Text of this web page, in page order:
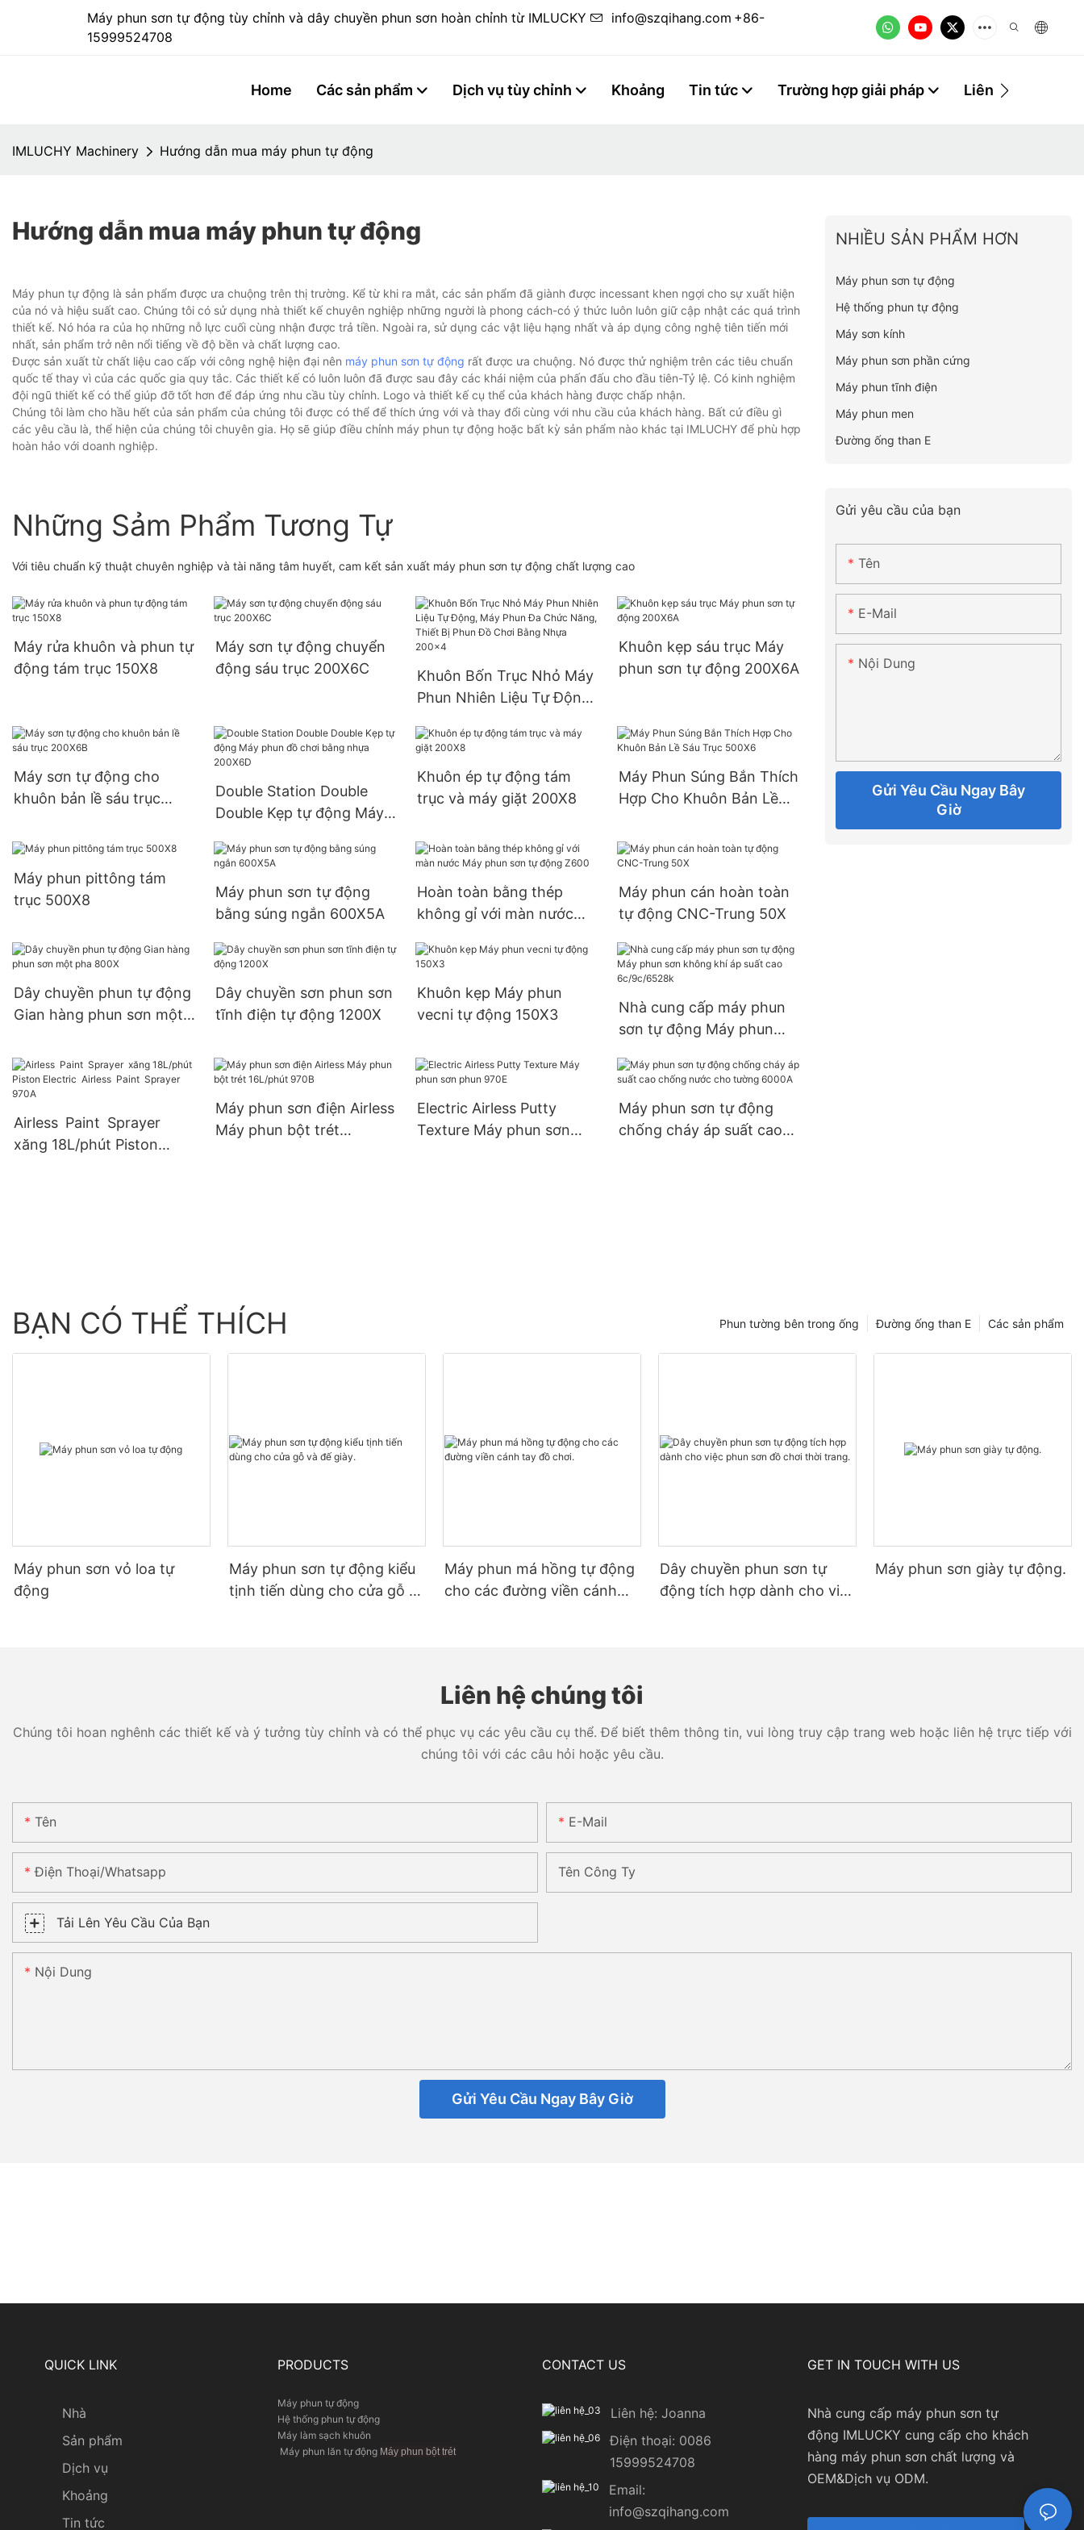
Máy phun sơn tự động tùy chỉnh và dây chuyền phun sơn hoàn chỉnh từ IMLUCKY info@szqihang.com +86-
15999524708
Home Các sản phẩm Dịch vụ tùy chỉnh Khoảng Tin tức Trường hợp giải pháp Liên hệ
IMLUCHY Machinery Hướng dẫn mua máy phun tự động
Hướng dẫn mua máy phun tự động
Máy phun tự động là sản phẩm được ưa chuộng trên thị trường. Kể từ khi ra mắt, các sản phẩm đã giành được incessant khen ngợi cho sự xuất hiện
của nó và hiệu suất cao. Chúng tôi có sử dụng nhà thiết kế chuyên nghiệp những người là phong cách-có ý thức luôn luôn giữ cập nhật các quá trình
thiết kế. Nó hóa ra của họ những nỗ lực cuối cùng nhận được trả tiền. Ngoài ra, sử dụng các vật liệu hạng nhất và áp dụng công nghệ tiên tiến mới
nhất, sản phẩm trở nên nổi tiếng về độ bền và chất lượng cao.
Được sản xuất từ ​​chất liệu cao cấp với công nghệ hiện đại nên máy phun sơn tự động rất được ưa chuộng. Nó được thử nghiệm trên các tiêu chuẩn
quốc tế thay vì của các quốc gia quy tắc. Các thiết kế có luôn luôn đã được sau đây các khái niệm của phấn đấu cho đầu tiên-Tỷ lệ. Có kinh nghiệm
đội ngũ thiết kế có thể giúp đỡ tốt hơn để đáp ứng nhu cầu tùy chỉnh. Logo và thiết kế cụ thể của khách hàng được chấp nhận.
Chúng tôi làm cho hầu hết của sản phẩm của chúng tôi được có thể để thích ứng với và thay đổi cùng với nhu cầu của khách hàng. Bất cứ điều gì
các yêu cầu là, thể hiện của chúng tôi chuyên gia. Họ sẽ giúp điều chỉnh máy phun tự động hoặc bất kỳ sản phẩm nào khác tại IMLUCHY để phù hợp
hoàn hảo với doanh nghiệp.
Những Sảm Phẩm Tương Tự
Với tiêu chuẩn kỹ thuật chuyên nghiệp và tài năng tâm huyết, cam kết sản xuất máy phun sơn tự động chất lượng cao
Máy rửa khuôn và phun tự
động tám trục 150X8
Máy sơn tự động chuyển
động sáu trục 200X6C
Khuôn Bốn Trục Nhỏ Máy
Phun Nhiên Liệu Tự Động,
Thiết Bị Phun Đồ Chơi
Khuôn kẹp sáu trục Máy
phun sơn tự động 200X6A
Máy sơn tự động cho
khuôn bản lề sáu trục
Double Station Double
Double Kẹp tự động Máy
200X6D
Khuôn ép tự động tám
trục và máy giặt 200X8
Máy Phun Súng Bắn Thích
Hợp Cho Khuôn Bản Lề
Máy phun pittông tám
trục 500X8
Máy phun sơn tự động
bằng súng ngắn 600X5A
Hoàn toàn bằng thép
không gỉ với màn nước
Z600
Máy phun cán hoàn toàn
tự động CNC-Trung 50X
Dây chuyền phun tự động
Gian hàng phun sơn một
Dây chuyền sơn phun sơn
tĩnh điện tự động 1200X
Khuôn kẹp Máy phun
vecni tự động 150X3
Nhà cung cấp máy phun
sơn tự động Máy phun
6c/9c/6528k
Airless Paint Sprayer
xăng 18L/phút Piston
Máy phun sơn điện Airless
Máy phun bột trét
Electric Airless Putty
Texture Máy phun sơn
Máy phun sơn tự động
chống cháy áp suất cao
NHIỀU SẢN PHẨM HƠN
Máy phun sơn tự động
Hệ thống phun tự động
Máy sơn kính
Máy phun sơn phần cứng
Máy phun tĩnh điện
Máy phun men
Đường ống than E
Gửi yêu cầu của bạn
Tên
E-Mail
Nội Dung
Gửi Yêu Cầu Ngay Bây
Giờ
BẠN CÓ THỂ THÍCH Các sản phẩm
Đường ống than E
Phun tường bên trong ống
Máy phun sơn vỏ loa tự
động
Máy phun sơn tự động kiểu
tịnh tiến dùng cho cửa gỗ và
Máy phun má hồng tự động
cho các đường viền cánh
Dây chuyền phun sơn tự
động tích hợp dành cho việc
Máy phun sơn giày tự động.
Liên hệ chúng tôi
Chúng tôi hoan nghênh các thiết kế và ý tưởng tùy chỉnh và có thể phục vụ các yêu cầu cụ thể. Để biết thêm thông tin, vui lòng truy cập trang web hoặc liên hệ trực tiếp với
chúng tôi với các câu hỏi hoặc yêu cầu.
Tên E-Mail
Điện Thoại/whatsapp Tên Công Ty
Tải Lên Yêu Cầu Của Bạn
Nội Dung
Gửi Yêu Cầu Ngay Bây Giờ
QUICK LINK
Nhà
Sản phẩm
Dịch vụ
Khoảng
Tin tức
PRODUCTS
Máy phun tự động
Hệ thống phun tự động
Máy làm sạch khuôn
Máy phun lăn tự động Máy phun bột trét
CONTACT US
Liên hệ: Joanna
Điện thoại: 0086
15999524708
Email:
info@szqihang.com
GET IN TOUCH WITH US
Nhà cung cấp máy phun sơn tự
động IMLUCKY cung cấp cho khách
hàng máy phun sơn chất lượng và
OEM&Dịch vụ ODM.